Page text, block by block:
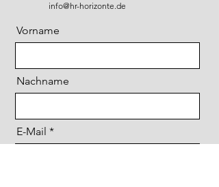
info@hr-horizonte.de
Vorname
Nachname
E-Mail